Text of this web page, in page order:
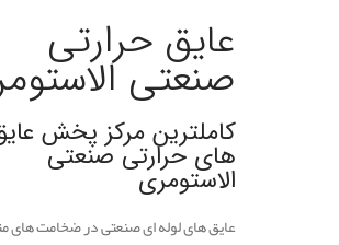
عایق حرارتی
صنعتی
کاملترین مرکز پخش
های حرارتی صنعتی
الاستومری
عایق های لوله ای صنعتی در ضخامت های